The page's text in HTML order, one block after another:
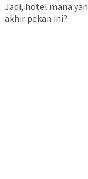
Jadi, hotel mana
akhir pekan ini?